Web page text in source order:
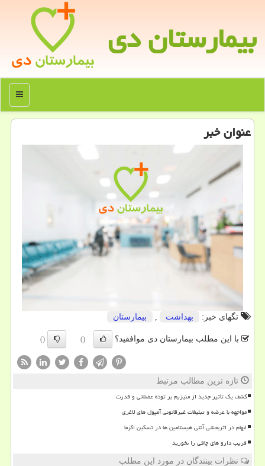
بیمارستان دی
منو
عنوان خبر
تگهای خبر: بهداشت بیمارستان
با این مطلب بیمارستان دی موافقید؟ ()
()
تازه ترین مطالب مرتبط
کشف یک تأثیر جدید از منیزیم بر توده عضلانی و قدرت
مواجهه با عرضه و تبلیغات غیرقانونی آمپول های لاغری
ابهام در اثربخشی آنتی هیستامین ها در تسکین اگزما
فریب دارو های چاقی را نخورید
نظرات بینندگان در مورد این مطلب